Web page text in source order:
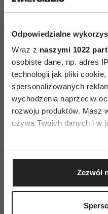
Odpowiedzialne
Wraz z naszymi 1022
osobiste dane, np. adres
technologii jak pliki
spersonalizowanych
wychodzenia naprzeciw
rozwoju produktów. Masz
używa Twoich danych i w
Gromadzić dane
geograficznej z
Identyfikować
(fingerprinting, czyli
Zezwól
wyspy oferują swoje
egzotyczne owoce,
bary serwują
nazwach, jakponcha
z dodatkiem miodu i
(sporządzony z jabłek
alkoholu) isangria.
kanapki z mięsem
i czosnku, tradycyjnie
Narodzenie. Ogólna
udziela się wszystkim.